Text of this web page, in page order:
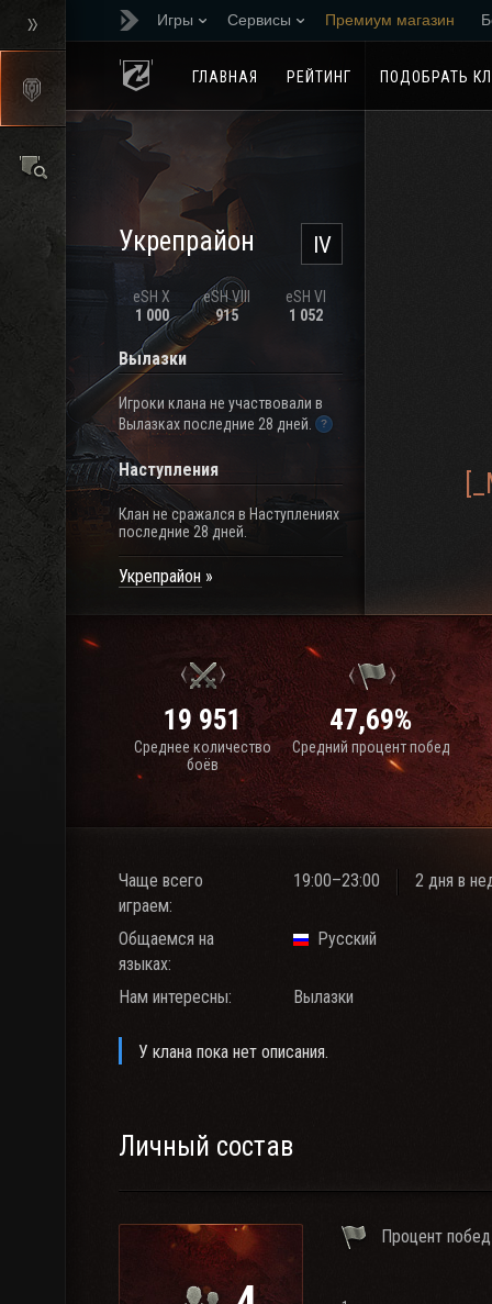
Игры Сервисы Премиум магазин
ГЛАВНАЯ
РЕЙТИНГ ПОДОБРАТЬ
IV
Укрепрайон
eSH X
1 000
eSH VIII
915
eSH VI
1 052
Вылазки
Игроки клана не участвовали в
Вылазках последние 28 дней.
Наступления
Клан не сражался в Наступлениях
последние 28 дней.
Укрепрайон
19 951
Среднее количество
боёв
47,69%
Средний процент побед
Чаще всего
играем:
19:00–23:00 2 дня в
Общаемся на
языках:
Русский
Нам интересны: Вылазки
У клана пока нет описания.
Личный состав
Процент побед